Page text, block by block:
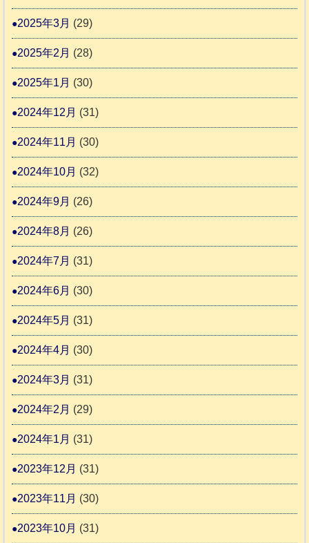
2025年3月 (29)
2025年2月 (28)
2025年1月 (30)
2024年12月 (31)
2024年11月 (30)
2024年10月 (32)
2024年9月 (26)
2024年8月 (26)
2024年7月 (31)
2024年6月 (30)
2024年5月 (31)
2024年4月 (30)
2024年3月 (31)
2024年2月 (29)
2024年1月 (31)
2023年12月 (31)
2023年11月 (30)
2023年10月 (31)